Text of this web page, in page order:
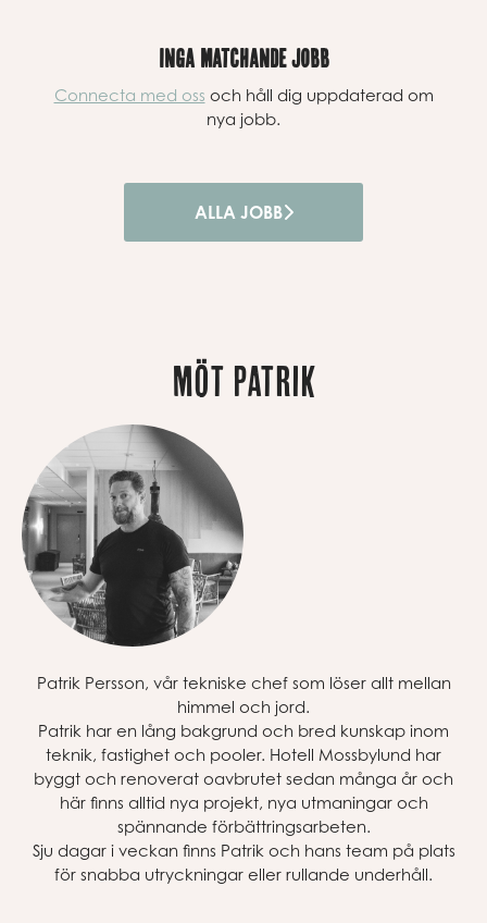
Inga matchande jobb
Connecta med oss och håll dig uppdaterad om
nya jobb.
ALLA JOBB
MÖT PATRIK
Patrik Persson, vår tekniske chef som löser allt mellan
himmel och jord.
Patrik har en lång bakgrund och bred kunskap inom
teknik, fastighet och pooler. Hotell Mossbylund har
byggt och renoverat oavbrutet sedan många år och
här finns alltid nya projekt, nya utmaningar och
spännande förbättringsarbeten.
Sju dagar i veckan finns Patrik och hans team på plats
för snabba utryckningar eller rullande underhåll.